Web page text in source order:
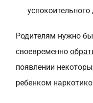
успокоительного
Родителям нужно
своевременно
появлении
ребенком